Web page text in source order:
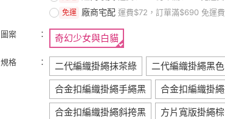
免運 廠商宅配 運費$72，訂單滿$690 免運費
圖案 奇幻少女與白貓
規格 二代編織掛繩抹茶綠
二代編織掛繩黑色
合金扣編織掛繩手繩黑
合金扣編織掛
合金扣編織掛繩斜挎黑
方片寬版掛繩